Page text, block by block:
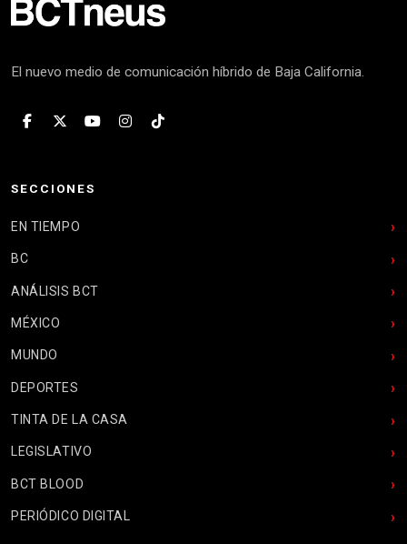
El nuevo medio de comunicación híbrido de Baja California.
SECCIONES
EN TIEMPO
BC
ANÁLISIS BCT
MÉXICO
MUNDO
DEPORTES
TINTA DE LA CASA
LEGISLATIVO
BCT BLOOD
PERIÓDICO DIGITAL